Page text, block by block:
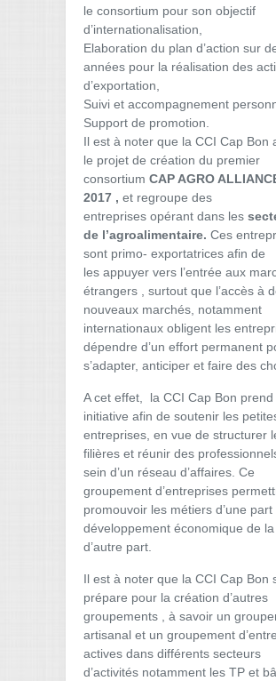
le consortium pour son objectif
d’internationalisation,
Elaboration du plan d’action sur
années pour la réalisation des
d’exportation,
Suivi et accompagnement
Support de promotion.
Il est à noter que la CCI Cap Bon
le projet de création du premier
consortium CAP AGRO
2017 , et regroupe des
entreprises opérant dans les
de l’agroalimentaire. Ces
sont primo- exportatrices afin de
les appuyer vers l’entrée aux
étrangers , surtout que l’accès à
nouveaux marchés, notamment
internationaux obligent les
dépendre d’un effort permanent
s’adapter, anticiper et faire des
A cet effet, la CCI Cap Bon prend
initiative afin de soutenir les
entreprises, en vue de structurer
filières et réunir des
sein d’un réseau d’affaires. Ce
groupement d’entreprises
promouvoir les métiers d’une part
développement économique de
d’autre part.
Il est à noter que la CCI Cap Bon
prépare pour la création d’autres
groupements , à savoir un
artisanal et un groupement
actives dans différents secteurs
d’activités notamment les TP et